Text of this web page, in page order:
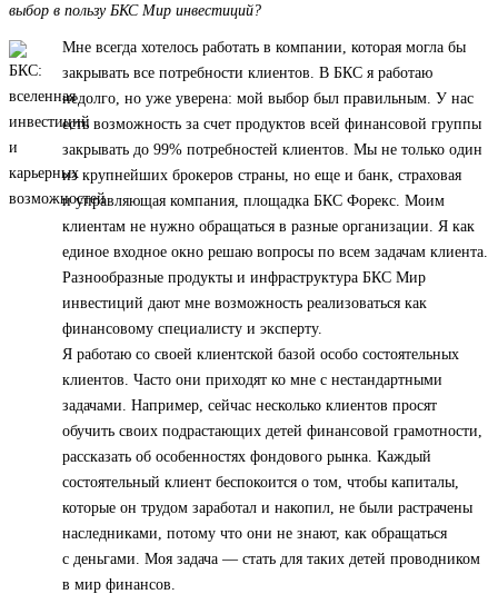
выбор в пользу БКС Мир инвестиций?
Мне всегда хотелось работать в компании, которая могла бы
закрывать все потребности клиентов. В БКС я работаю
недолго, но уже уверена: мой выбор был правильным. У нас
есть возможность за счет продуктов всей финансовой группы
закрывать до 99% потребностей клиентов. Мы не только один
из крупнейших брокеров страны, но еще и банк, страховая
и управляющая компания, площадка БКС Форекс. Моим
клиентам не нужно обращаться в разные организации. Я как
единое входное окно решаю вопросы по всем задачам клиента.
Разнообразные продукты и инфраструктура БКС Мир
инвестиций дают мне возможность реализоваться как
финансовому специалисту и эксперту.
Я работаю со своей клиентской базой особо состоятельных
клиентов. Часто они приходят ко мне с нестандартными
задачами. Например, сейчас несколько клиентов просят
обучить своих подрастающих детей финансовой грамотности,
рассказать об особенностях фондового рынка. Каждый
состоятельный клиент беспокоится о том, чтобы капиталы,
которые он трудом заработал и накопил, не были растрачены
наследниками, потому что они не знают, как обращаться
с деньгами. Моя задача — стать для таких детей проводником
в мир финансов.